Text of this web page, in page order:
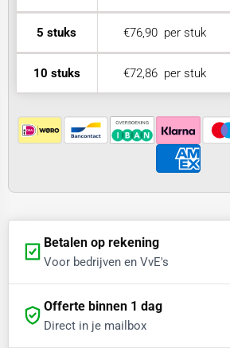
5 stuks €76,90per stuk
10 stuks €72,86per stuk
Betalen op rekening
Voor bedrijven en VvE's
Offerte binnen 1 dag
Direct in je mailbox